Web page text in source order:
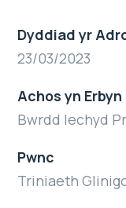
Dyddiad yr
23/03/2023
Achos yn Erbyn
Bwrdd Iechyd
Pwnc
Triniaeth